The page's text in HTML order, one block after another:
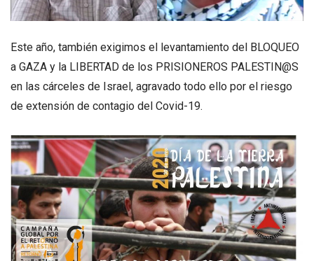
Este año, también exigimos el levantamiento del BLOQUEO
a GAZA y la LIBERTAD de los PRISIONEROS PALESTIN@S
en las cárceles de Israel, agravado todo ello por el riesgo
de extensión de contagio del Covid-19.